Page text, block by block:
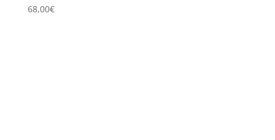
68,00€